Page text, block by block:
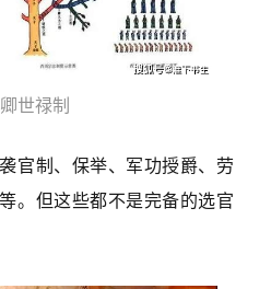
世禄制
官制、保举、军功授爵、劳
。但这些都不是完备的选官